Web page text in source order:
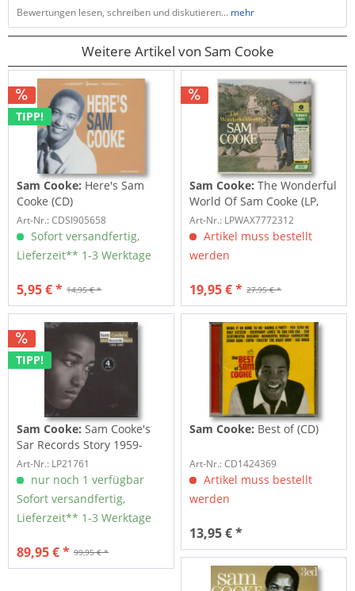
Bewertungen lesen, schreiben und diskutieren... mehr
Weitere Artikel von Sam Cooke
TIPP!
Sam Cooke: Here's Sam
Cooke (CD)
Art-Nr.: CDSI905658
Sofort versandfertig,
Lieferzeit** 1-3 Werktage
14,95 € *
5,95 € *
Sam Cooke:The Wonderful
World Of Sam Cooke (LP,
180g...
Art-Nr.: LPWAX7772312
Artikel muss bestellt
werden
27,95 € *
19,95 € *
TIPP!
Sam Cooke:Sam Cooke's
Sar Records Story 1959-
1965 (4-LP Set)
Art-Nr.: LP21761
nur noch 1 verfügbar
Sofort versandfertig,
Lieferzeit** 1-3 Werktage
99,95 € *
89,95 € *
Sam Cooke: Best of (CD)
Art-Nr.: CD1424369
Artikel muss bestellt
werden
13,95 € *